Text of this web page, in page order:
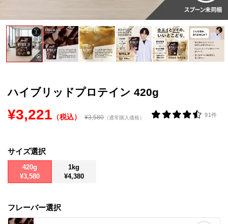
お客様サポート
お知らせ一覧
成分・アレルギー情報
お問い合わせ
Special contents
コミュニティサイト
ハイブリッドプロテイン 420g
¥3,221 （税込） ¥3,580（通常購入価格） 91件
サイズ選択
420g
¥3,580
1kg
¥4,380
フレーバー選択